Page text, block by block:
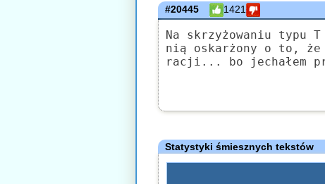
#20445 1421
Na skrzyżowaniu typu
nią oskarżony o to, że
racji... bo jechałem
Statystyki śmiesznych tekstów